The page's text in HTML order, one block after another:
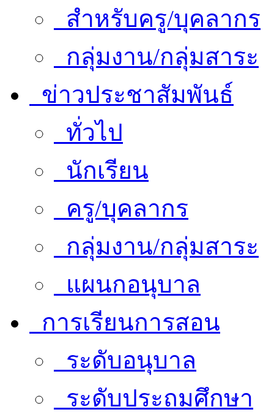
สำหรับครู/บุคลากร
กลุ่มงาน/กลุ่มสาระ
ข่าวประชาสัมพันธ์
ทั่วไป
นักเรียน
ครู/บุคลากร
กลุ่มงาน/กลุ่มสาระ
แผนกอนุบาล
การเรียนการสอน
ระดับอนุบาล
ระดับประถมศึกษา